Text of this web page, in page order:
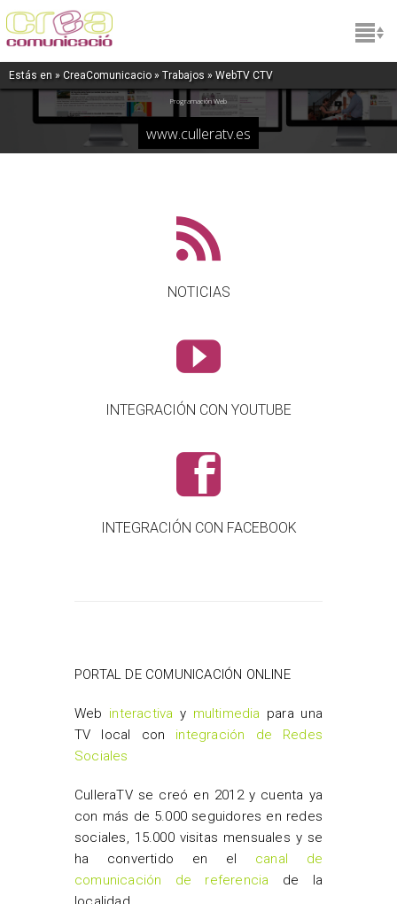
Estás en » CreaComunicacio » Trabajos » WebTV CTV
Cullera TV
Programación Web
www.culleratv.es
NOTICIAS
INTEGRACIÓN CON YOUTUBE
INTEGRACIÓN CON FACEBOOK
PORTAL DE COMUNICACIÓN ONLINE
Web interactiva y multimedia para una
TV local con integración de Redes
Sociales
CulleraTV se creó en 2012 y cuenta ya
con más de 5.000 seguidores en redes
sociales, 15.000 visitas mensuales y se
ha convertido en el canal de
comunicación de referencia de la